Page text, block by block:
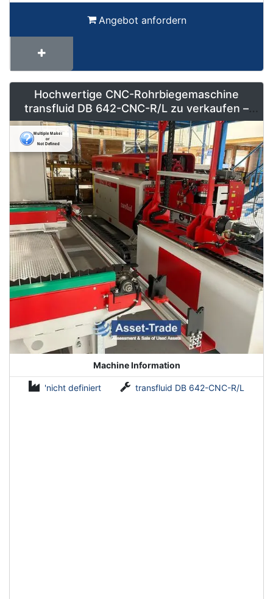
Angebot anfordern
Hochwertige CNC-Rohrbiegemaschine
transfluid DB 642-CNC-R/L zu verkaufen –
Vollautomatisiert & Neuwertig
Machine Information
'nicht definiert transfluid DB 642-CNC-R/L